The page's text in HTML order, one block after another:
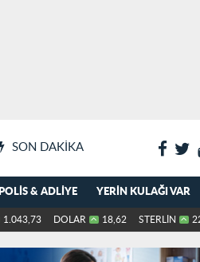
SON DAKIKA
POLIS & ADLIYE YERIN KULAĞI VAR
1.043,73 DOLAR 18,62 STERLİN